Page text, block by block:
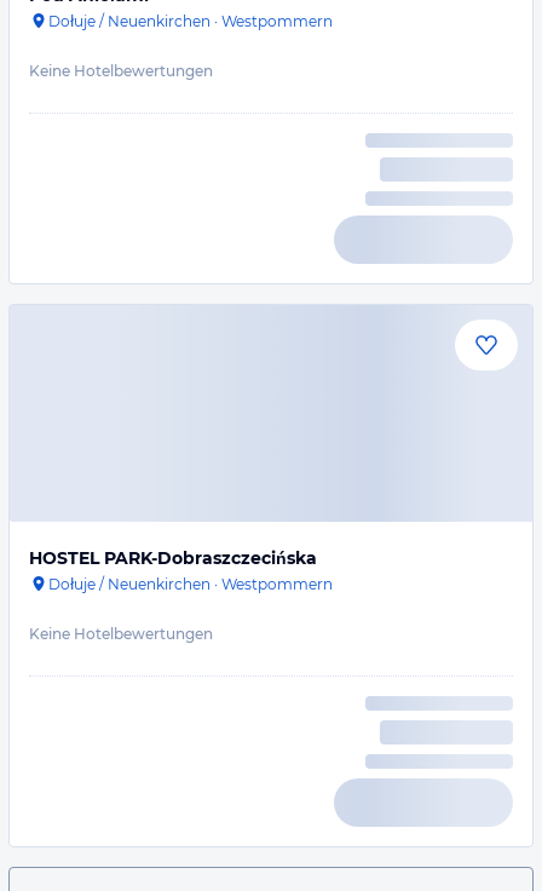
Dołuje / Neuenkirchen · Westpommern
Keine Hotelbewertungen
HOSTEL PARK-Dobraszczecińska
Dołuje / Neuenkirchen · Westpommern
Keine Hotelbewertungen